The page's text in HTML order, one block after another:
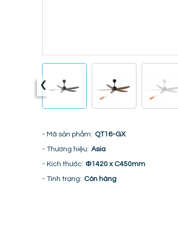
‹
- Mã sản phẩm: QT16-GX
- Thương hiệu: Asia
- Kích thước: Φ1420 x C450mm
- Tình trạng: Còn hàng